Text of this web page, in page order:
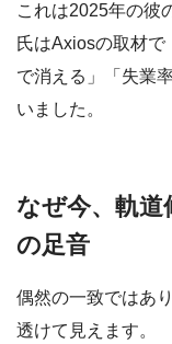
これは2025年の彼
氏はAxiosの取材
で消える」「失業
いました。
なぜ今、軌
の足音
偶然の一致ではあ
透けて見えます。